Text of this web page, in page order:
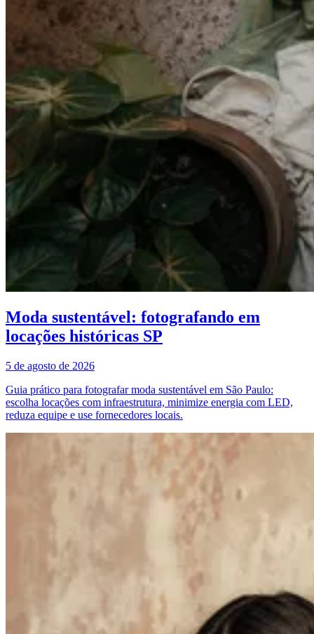
Moda sustentável: fotografando em
locações históricas SP
5 de agosto de 2026
Guia prático para fotografar moda sustentável em São Paulo:
escolha locações com infraestrutura, minimize energia com LED,
reduza equipe e use fornecedores locais.